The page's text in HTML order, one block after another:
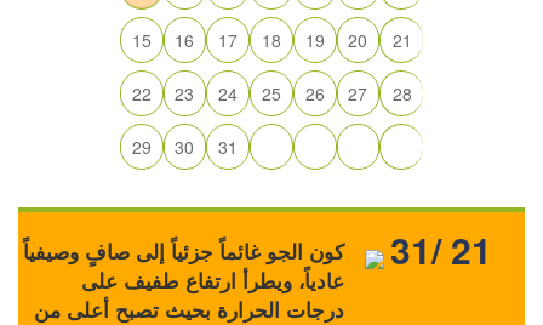
15 16 17 18 19 20 21
22 23 24 25 26 27 28
29 30 31
كون الجو غائماً جزئياً إلى صافٍ وصيفياً
عادياً، ويطرأ ارتفاع طفيف على
درجات الحرارة بحيث تصبح أعلى من
31/ 21